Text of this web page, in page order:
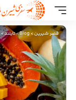
قصر شیرین>
Blog
>تایلند>